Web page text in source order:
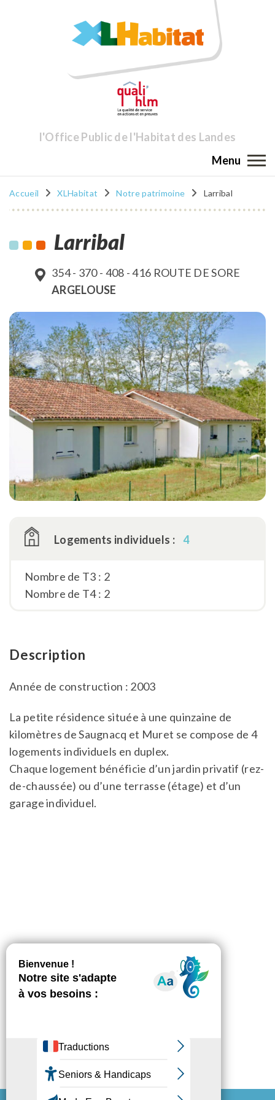
l'Office Public de l'Habitat des Landes
Menu
Accueil XLHabitat Notre patrimoine Larribal
Larribal
354 - 370 - 408 - 416 ROUTE DE SORE
ARGELOUSE
Logements individuels : 4
Nombre de T3 : 2
Nombre de T4 : 2
Description
Année de construction : 2003
La petite résidence située à une quinzaine de
kilomètres de Saugnacq et Muret se compose de 4
logements individuels en duplex.
Chaque logement bénéficie d’un jardin privatif (rez-
de-chaussée) ou d’une terrasse (étage) et d’un
garage individuel.